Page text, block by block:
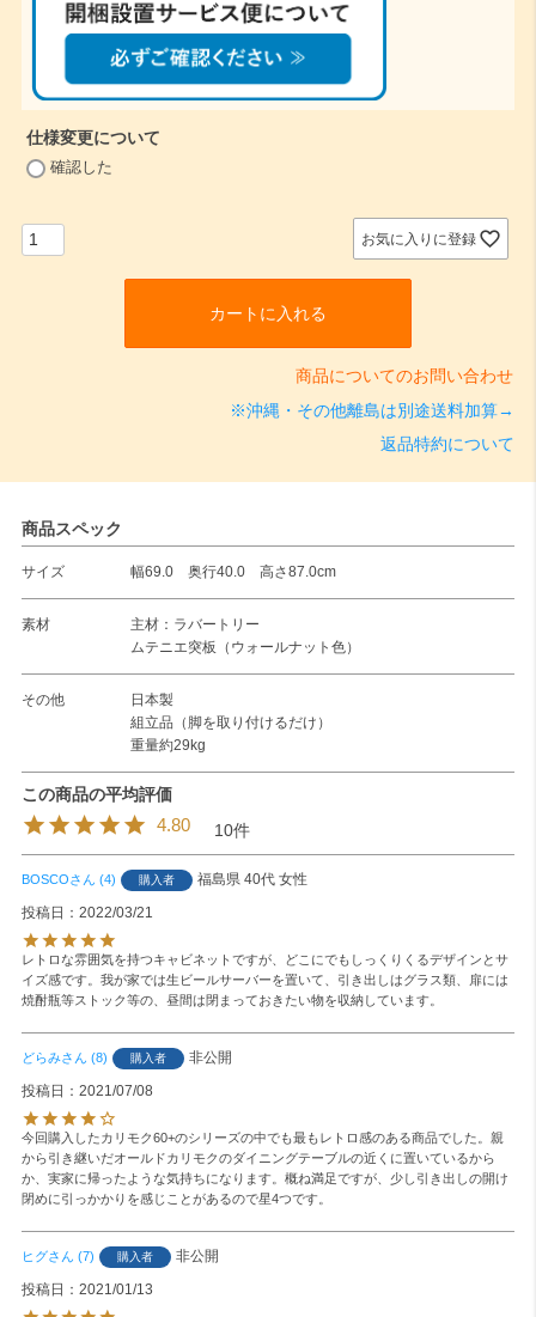
仕様変更について
確認した
お気に入りに登録
カートに入れる
商品についてのお問い合わせ
※沖縄・その他離島は別途送料加算→
返品特約について
商品スペック
サイズ 幅69.0 奥行40.0 高さ87.0cm
素材
主材：ラバートリー
ムテニエ突板（ウォールナット色）
その他
日本製
組立品（脚を取り付けるだけ）
重量約29kg
4.80 10
BOSCO 4 購入者 福島県 40代 女性
投稿日
2022/03/21
レトロな雰囲気を持つキャビネットですが、どこにでもしっくりくるデザインとサ
イズ感です。我が家では生ビールサーバーを置いて、引き出しはグラス類、扉には
焼酎瓶等ストック等の、昼間は閉まっておきたい物を収納しています。
どらみ 8 購入者
非公開
投稿日
2021/07/08
今回購入したカリモク60+のシリーズの中でも最もレトロ感のある商品でした。親
から引き継いだオールドカリモクのダイニングテーブルの近くに置いているから
か、実家に帰ったような気持ちになります。概ね満足ですが、少し引き出しの開け
閉めに引っかかりを感じことがあるので星4つです。
ヒグ 7 購入者
非公開
投稿日
2021/01/13